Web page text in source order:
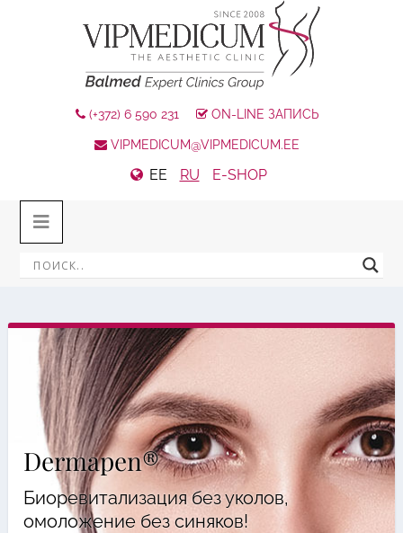
(+372) 6 590 231 ON-LINE ЗАПИСЬ
VIPMEDICUM@VIPMEDICUM.EE
EE RU E-SHOP
Dermapen®
Биоревитализация без уколов,
омоложение без синяков!